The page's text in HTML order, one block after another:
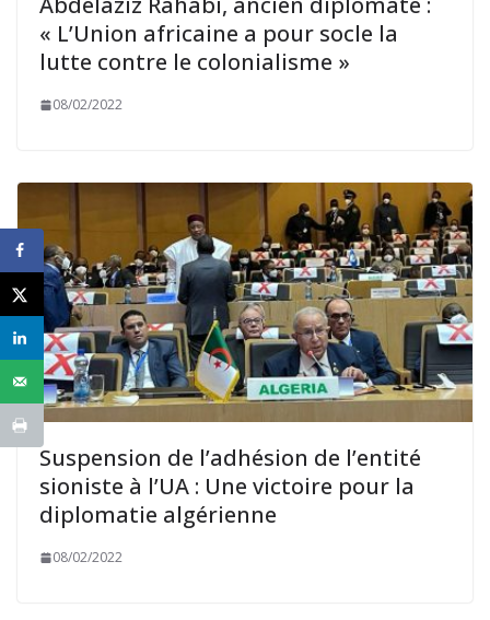
« L’Union africaine a pour socle la
lutte contre le colonialisme »
08/02/2022
Suspension de l’adhésion de l’entité
sioniste à l’UA : Une victoire pour la
diplomatie algérienne
08/02/2022